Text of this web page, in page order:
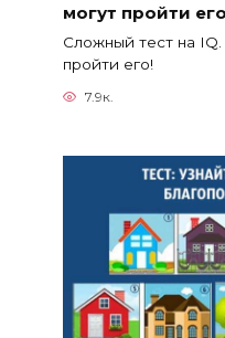
могут пройти
Сложный тест на
пройти его!
7.9к.